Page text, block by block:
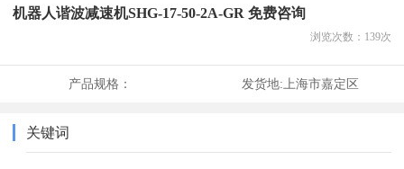
机器人谐波减速机SHG-17-50-2A-GR 免费咨询
浏览次数： 139次
产品规格： 发货地: 上海市嘉定区
关键词